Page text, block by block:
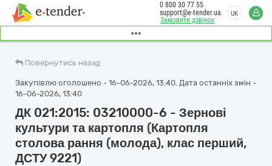
Замовити дзвінок
0 800 30 77 55
support@e-tender.ua
UK
Повернутись назад
Закупівлю оголошено - 16-06-2026, 13:40. Дата останніх змін -
16-06-2026, 13:40
ДК 021:2015: 03210000-6 - Зернові
культури та картопля (Картопля
столова рання (молода), клас перший,
ДСТУ 9221)